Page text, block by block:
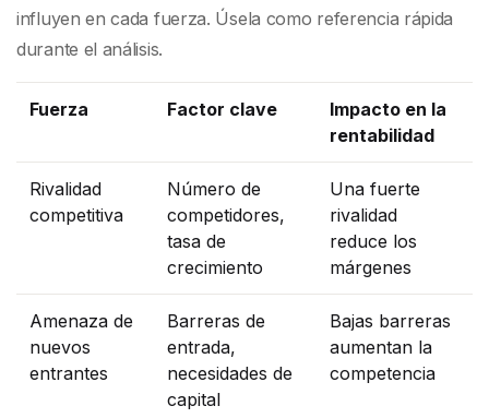
influyen en cada fuerza. Úsela como referencia rápida
durante el análisis.
Fuerza Factor clave
Impacto en la
rentabilidad
Rivalidad
competitiva
Número de
competidores,
tasa de
crecimiento
Una fuerte
rivalidad
reduce los
márgenes
Amenaza de
nuevos
entrantes
Barreras de
entrada,
necesidades de
capital
Bajas barreras
aumentan la
competencia